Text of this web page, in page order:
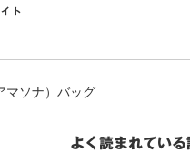
ト
ソナ）バッグ
よく読まれている